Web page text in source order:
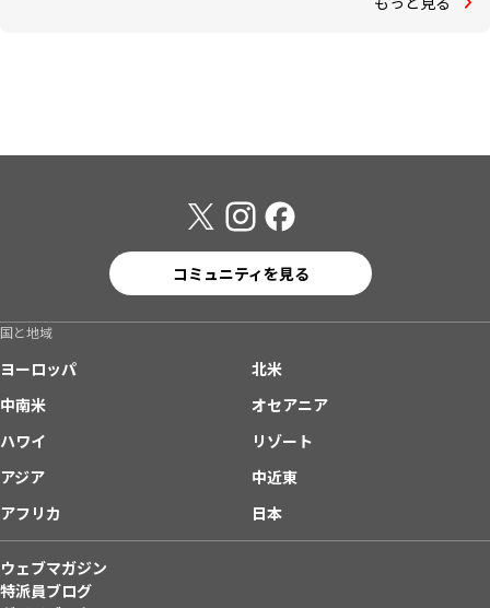
コミュニティを見る
国と地域
ヨーロッパ
北米
中南米
オセアニア
ハワイ
リゾート
アジア
中近東
アフリカ
日本
ウェブマガジン
特派員ブログ